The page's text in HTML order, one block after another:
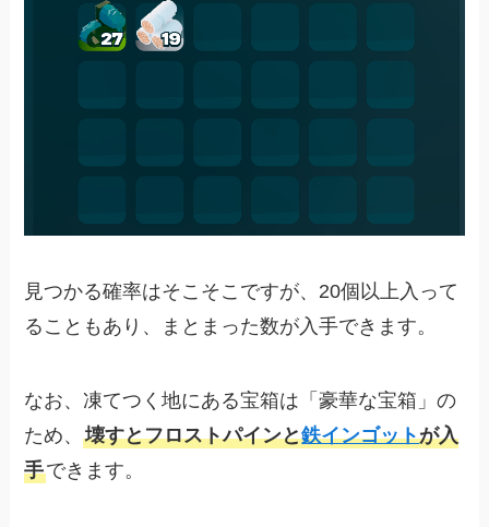
見つかる確率はそこそこですが、20個以上入って
ることもあり、まとまった数が入手できます。
なお、凍てつく地にある宝箱は「豪華な宝箱」の
ため、壊すとフロストパインと鉄インゴットが入
手できます。